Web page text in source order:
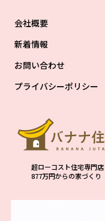
会社概要
新着情報
お問い合わせ
プライバシーポリシー
超ローコスト住宅専門店
877万円からの家づくり